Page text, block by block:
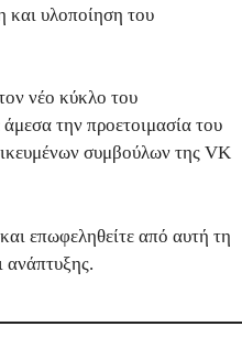
και υλοποίηση του
νέο κύκλο του
την προετοιμασία του
συμβούλων της VK
επωφεληθείτε από αυτή τη
ανάπτυξης.